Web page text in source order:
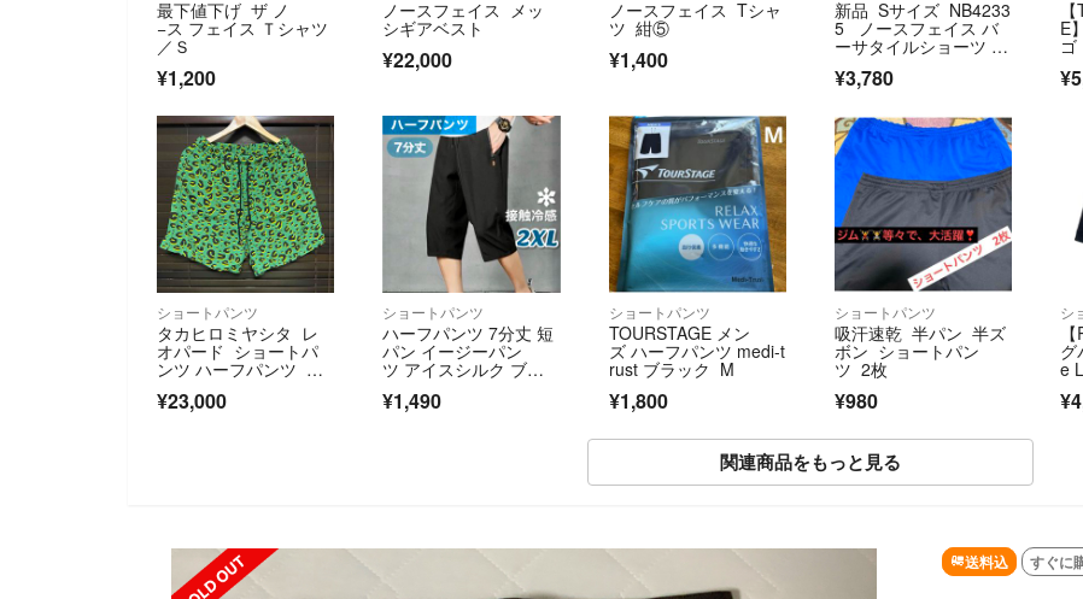
最下値下げ ザ ノ
−ス フェイス Ｔシャツ
／Ｓ
¥1,200
ノースフェイス メッ
シギアベスト
¥22,000
ノースフェイス Tシャ
ツ 紺⑤
¥1,400
新品 Sサイズ NB4233
5 ノースフェイス バ
ーサタイルショーツ 灰
¥3,780
E
ショートパンツ
タカヒロミヤシタ レ
オパード ショートパ
ンツ ハーフパンツ ナ
¥23,000
ショートパンツ
ハーフパンツ 7分丈 短
パン イージーパン
ツ アイスシルク ブラ
¥1,490
ショートパンツ
TOURSTAGE メン
ズ ハーフパンツ medi-t
rust ブラック M
¥1,800
ショートパンツ
吸汗速乾 半パン 半ズ
ボン ショートパン
ツ 2枚
¥980
シ
e L
関連商品をもっと見る
SOLD OUT
送料込 すぐに